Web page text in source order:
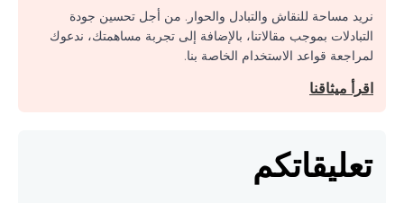
نريد مساحة للنقاش والتبادل والحوار. من أجل تحسين جودة
التبادلات بموجب مقالاتنا، بالإضافة إلى تجربة مساهمتك، ندعوك
لمراجعة قواعد الاستخدام الخاصة بنا.
اقرأ ميثاقنا
تعليقاتكم